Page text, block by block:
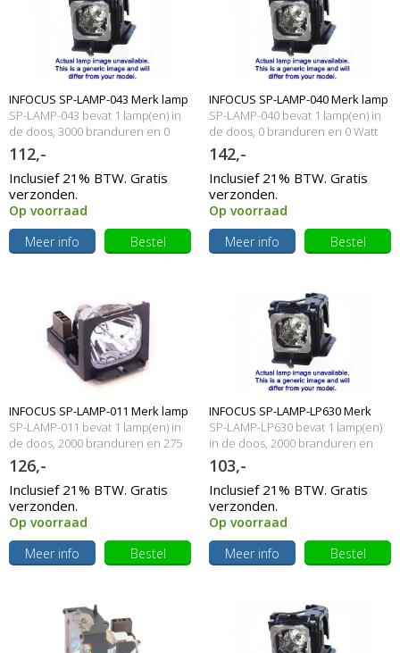
INFOCUS SP-LAMP-043 Merk lamp
met behuizing
SP-LAMP-043 bevat 1 lamp(en) in
de doos, 3000 branduren en 0
Watt
112,-
Inclusief 21% BTW. Gratis
verzonden.
Op voorraad
Meer info
Bestel
INFOCUS SP-LAMP-040 Merk lamp
met behuizing
SP-LAMP-040 bevat 1 lamp(en) in
de doos, 0 branduren en 0 Watt
142,-
Inclusief 21% BTW. Gratis
verzonden.
Op voorraad
Meer info
Bestel
INFOCUS SP-LAMP-011 Merk lamp
met behuizing
SP-LAMP-011 bevat 1 lamp(en) in
de doos, 2000 branduren en 275
Watt
126,-
Inclusief 21% BTW. Gratis
verzonden.
Op voorraad
Meer info
Bestel
INFOCUS SP-LAMP-LP630 Merk
lamp met behuizing
SP-LAMP-LP630 bevat 1 lamp(en)
in de doos, 2000 branduren en
270 Watt
103,-
Inclusief 21% BTW. Gratis
verzonden.
Op voorraad
Meer info
Bestel